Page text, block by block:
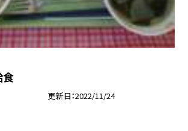
食
更新日 2022/11/24